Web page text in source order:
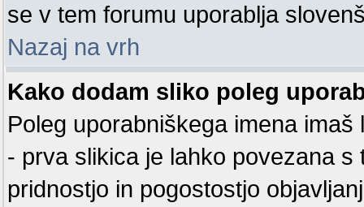
se v tem forumu uporablja
Nazaj na vrh
Kako dodam sliko poleg
Poleg uporabniškega imena
- prva slikica je lahko povezana s
pridnostjo in pogostostjo